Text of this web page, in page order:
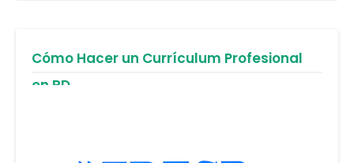
Cómo Hacer un Currículum Profesional
en RD